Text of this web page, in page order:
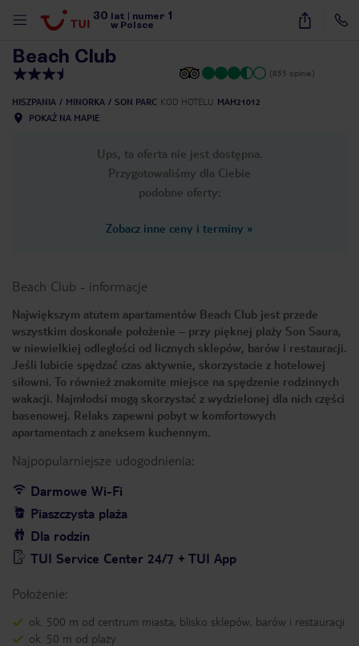
30 lat numer 1
w Polsce
26
Beach Club
(853 opinie)
HISZPANIA MINORKA SON PARC KOD HOTELU MAH21012
POKAŻ NA MAPIE
Ups, ta oferta nie jest dostępna.
Przygotowaliśmy dla Ciebie
podobne oferty:
Zobacz inne ceny i terminy »
Beach Club - informacje
Największym atutem apartamentów Beach Club jest przede
wszystkim doskonałe położenie – przy pięknej plaży Son Saura,
w niewielkiej odległości od licznych sklepów, barów i restauracji.
Jeśli lubicie spędzać czas aktywnie, skorzystacie z hotelowej
siłowni. To również znakomite miejsce na spędzenie rodzinnych
wakacji. Najmłodsi mogą skorzystać z wydzielonej dla nich części
basenowej. Relaks zapewni pobyt w komfortowych
apartamentach z aneksem kuchennym.
Najpopularniejsze udogodnienia:
Darmowe Wi-Fi
Piaszczysta plaża
Dla rodzin
TUI Service Center 24/7 + TUI App
Położenie:
ok. 500 m od centrum miasta, blisko sklepów, barów i restauracji
ok. 50 m od plaży